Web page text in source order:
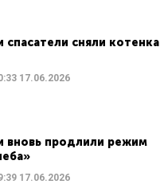
спасатели сняли котенка
17.06.2026
вновь продлили режим
17.06.2026